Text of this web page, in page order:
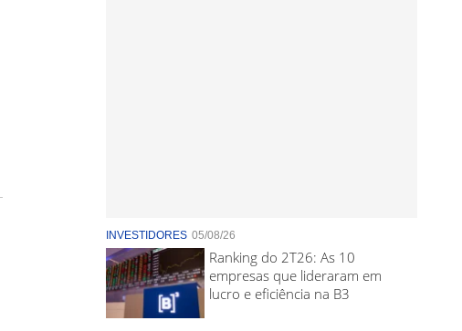
INVESTIDORES 05/08/26
Ranking do 2T26: As 10
empresas que lideraram em
lucro e eficiência na B3